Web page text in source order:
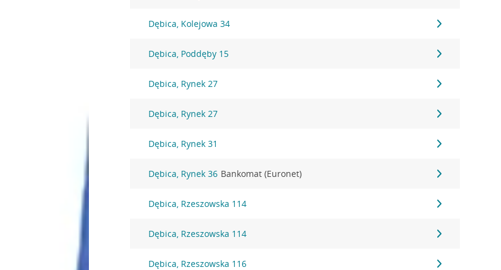
Dębica, Kolejowa 34
Dębica, Poddęby 15
Dębica, Rynek 27
Dębica, Rynek 27
Dębica, Rynek 31
Dębica, Rynek 36 Bankomat (Euronet)
Dębica, Rzeszowska 114
Dębica, Rzeszowska 114
Dębica, Rzeszowska 116